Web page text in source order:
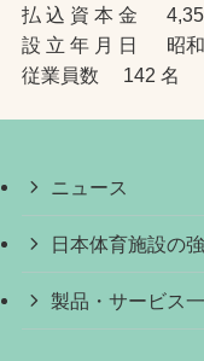
払 込 資 本 金
設 立 年 月 日 昭和
従業員数 142 名
ニュース
日本体育施設の
製品・サービス